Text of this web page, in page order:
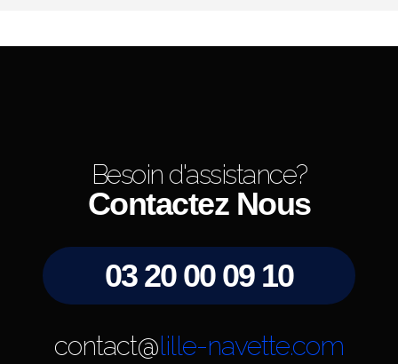
Besoin d'assistance?
Contactez Nous
03 20 00 09 10
contact@lille-navette.com